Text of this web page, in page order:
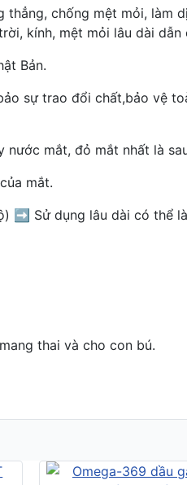
thẳng, chống mệt mỏi,
kính, mệt mỏi lâu dài dẫn
Bản.
sự trao đổi chất,bảo vệ
mắt, đỏ mắt nhất là
mắt.
➡️ Sử dụng lâu dài có thể
thai và cho con bú.